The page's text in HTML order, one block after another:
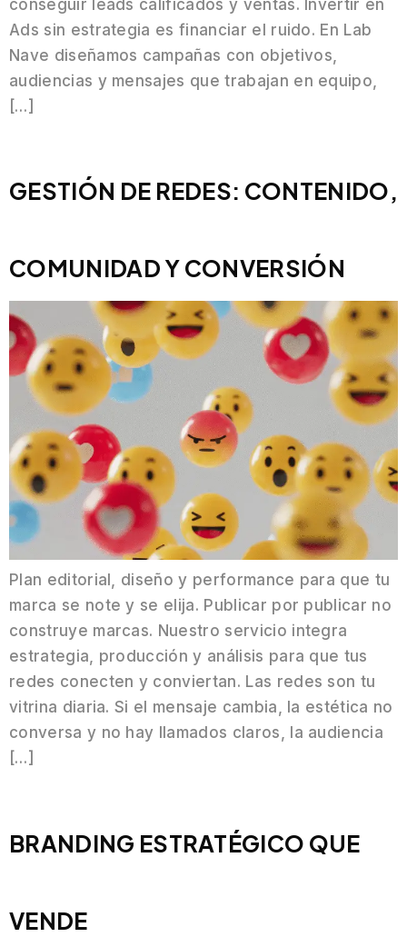
conseguir leads calificados y ventas. Invertir en
Ads sin estrategia es financiar el ruido. En Lab
Nave diseñamos campañas con objetivos,
audiencias y mensajes que trabajan en equipo,
[…]
GESTIÓN DE REDES: CONTENIDO,
COMUNIDAD Y CONVERSIÓN
Plan editorial, diseño y performance para que tu
marca se note y se elija. Publicar por publicar no
construye marcas. Nuestro servicio integra
estrategia, producción y análisis para que tus
redes conecten y conviertan. Las redes son tu
vitrina diaria. Si el mensaje cambia, la estética no
conversa y no hay llamados claros, la audiencia
[…]
BRANDING ESTRATÉGICO QUE
VENDE